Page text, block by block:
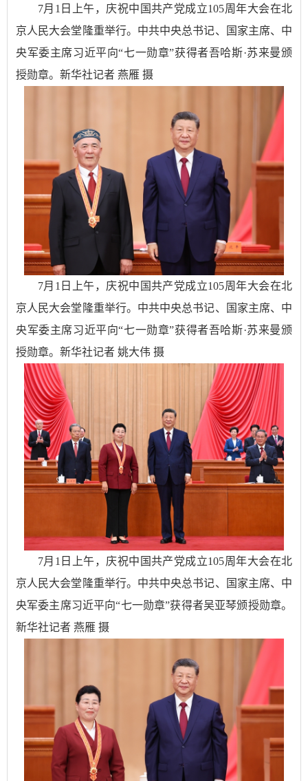
7月1日上午，庆祝中国共产党成立105周年大会在北
京人民大会堂隆重举行。中共中央总书记、国家主席、中
央军委主席习近平向“七一勋章”获得者吾哈斯·苏来曼颁
授勋章。新华社记者 燕雁 摄
7月1日上午，庆祝中国共产党成立105周年大会在北
京人民大会堂隆重举行。中共中央总书记、国家主席、中
央军委主席习近平向“七一勋章”获得者吾哈斯·苏来曼颁
授勋章。新华社记者 姚大伟 摄
7月1日上午，庆祝中国共产党成立105周年大会在北
京人民大会堂隆重举行。中共中央总书记、国家主席、中
央军委主席习近平向“七一勋章”获得者吴亚琴颁授勋章。
新华社记者 燕雁 摄